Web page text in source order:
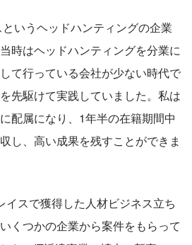
いうヘッドハンティングの企業
時はヘッドハンティングを分業に
て行っている会社が少ない時代で
先駆けて実践していました。私は
配属になり、1年半の在籍期間中
し、高い成果を残すことができま
イスで獲得した人材ビジネス立ち
くつかの企業から案件をもらって